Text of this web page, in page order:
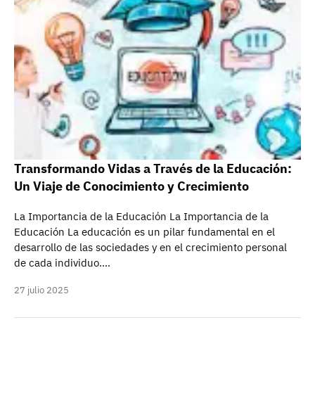
Transformando Vidas a Través de la Educación:
Un Viaje de Conocimiento y Crecimiento
La Importancia de la Educación La Importancia de la
Educación La educación es un pilar fundamental en el
desarrollo de las sociedades y en el crecimiento personal
de cada individuo.…
27 julio 2025